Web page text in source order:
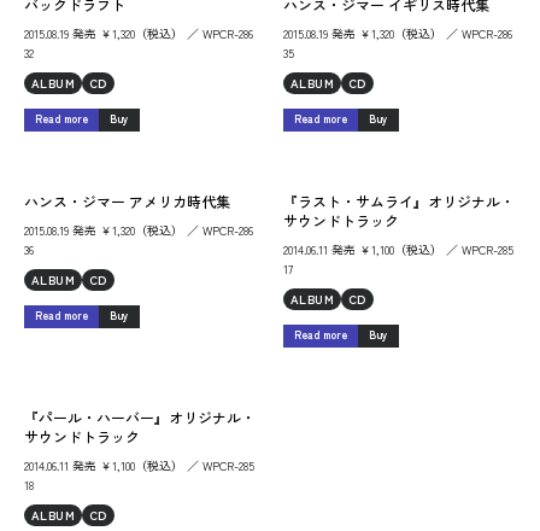
バックドラフト
2015.08.19 発売 ￥1,320（税込） ／ WPCR-286
32
ALBUM
CD
Read more Buy
ハンス・ジマー イギリス時代集
2015.08.19 発売 ￥1,320（税込） ／ WPCR-286
35
ALBUM
CD
Read more Buy
ハンス・ジマー アメリカ時代集
2015.08.19 発売 ￥1,320（税込） ／ WPCR-286
36
ALBUM
CD
Read more Buy
『ラスト・サムライ』オリジナル・
サウンドトラック
2014.06.11 発売 ￥1,100（税込） ／ WPCR-285
17
ALBUM
CD
Read more Buy
『パール・ハーバー』オリジナル・
サウンドトラック
2014.06.11 発売 ￥1,100（税込） ／ WPCR-285
18
ALBUM
CD